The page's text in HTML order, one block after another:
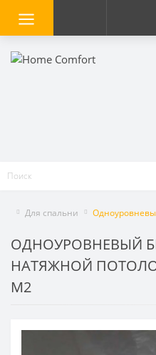
Для спальни
ОДНОУРОВНЕВЫЙ
НАТЯЖНОЙ
М2